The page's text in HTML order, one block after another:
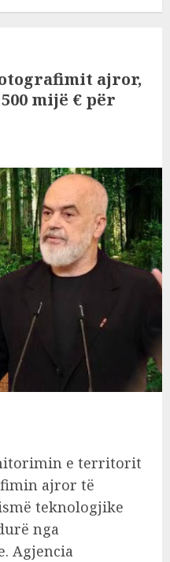
ajror,
mijë € për
e territorit
ajror të
teknologjike
nga
Agjencia